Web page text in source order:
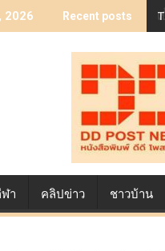
2026 Recent posts
า คลิปข่าว ชาวบ้าน